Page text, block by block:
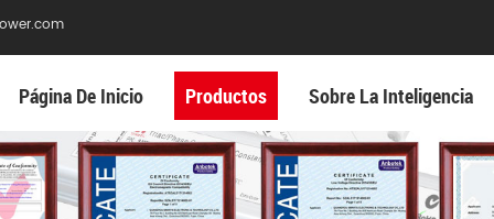
Página De Inicio Productos Sobre La Inteligencia